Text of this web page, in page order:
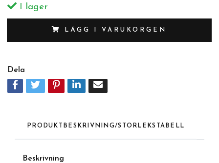
I lager
LÄGG I VARUKORGEN
Dela
PRODUKTBESKRIVNING/STORLEKSTABELL
Beskrivning